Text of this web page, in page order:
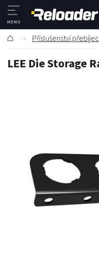
Příslušenství
LEE Die Storage